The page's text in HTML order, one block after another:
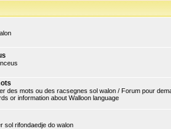
des mots ou des racsegnes sol walon / Forum pour
or information about Walloon language
sol rifondaedje do walon